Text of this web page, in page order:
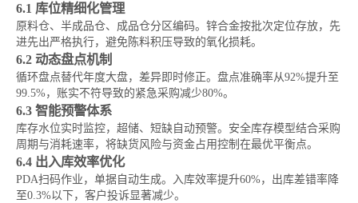
6.1 库位精细化管理
原料仓、半成品仓、成品仓分区编码。锌合金按批次定位存放，先
进先出严格执行，避免陈料积压导致的氧化损耗。
6.2 动态盘点机制
循环盘点替代年度大盘，差异即时修正。盘点准确率从92%提升至
99.5%，账实不符导致的紧急采购减少80%。
6.3 智能预警体系
库存水位实时监控，超储、短缺自动预警。安全库存模型结合采购
周期与消耗速率，将缺货风险与资金占用控制在最优平衡点。
6.4 出入库效率优化
PDA扫码作业，单据自动生成。入库效率提升60%，出库差错率降
至0.3%以下，客户投诉显著减少。